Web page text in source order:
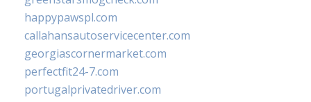
happypawspl.com
callahansautoservicecenter.com
georgiascornermarket.com
perfectfit24-7.com
portugalprivatedriver.com